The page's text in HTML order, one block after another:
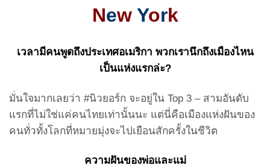
New York
เวลามีคนพูดถึงประเทศอเมริกา พวกเรานึกถึงเมืองไหน
เป็นแห่งแรกล่ะ?
มั่นใจมากเลยว่า #นิวยอร์ก จะอยู่ใน Top 3 – สามอันดับ
แรกที่ไม่ใช่แค่คนไทยเท่านั้นนะ แต่นี่คือเมืองแห่งฝันของ
คนทั่วทั้งโลกที่หมายมุ่งจะไปเยือนสักครั้งในชีวิต
ความฝันของพ่อและแม่